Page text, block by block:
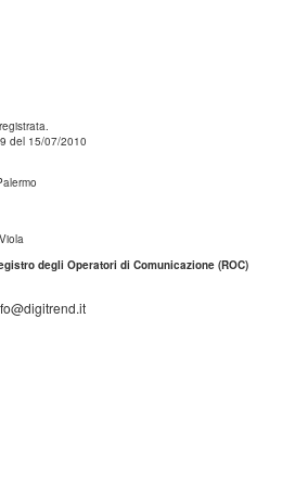
del 15/07/2010
degli Operatori di Comunicazione (ROC)